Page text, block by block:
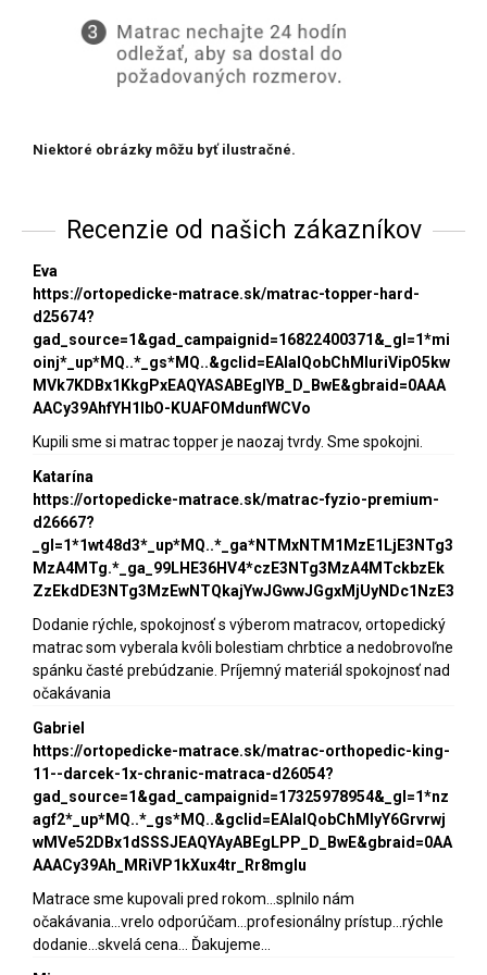
Niektoré obrázky môžu byť ilustračné.
Recenzie od našich zákazníkov
Eva
https://ortopedicke-matrace.sk/matrac-topper-hard-
d25674?
gad_source=1&gad_campaignid=16822400371&_gl=1*mi
oinj*_up*MQ..*_gs*MQ..&gclid=EAIaIQobChMIuriVipO5kw
MVk7KDBx1KkgPxEAQYASABEgIYB_D_BwE&gbraid=0AAA
AACy39AhfYH1lbO-KUAFOMdunfWCVo
Kupili sme si matrac topper je naozaj tvrdy. Sme spokojni.
Katarína
https://ortopedicke-matrace.sk/matrac-fyzio-premium-
d26667?
_gl=1*1wt48d3*_up*MQ..*_ga*NTMxNTM1MzE1LjE3NTg3
MzA4MTg.*_ga_99LHE36HV4*czE3NTg3MzA4MTckbzEk
ZzEkdDE3NTg3MzEwNTQkajYwJGwwJGgxMjUyNDc1NzE3
Dodanie rýchle, spokojnosť s výberom matracov, ortopedický
matrac som vyberala kvôli bolestiam chrbtice a nedobrovoľne
spánku časté prebúdzanie. Príjemný materiál spokojnosť nad
očakávania
Gabriel
https://ortopedicke-matrace.sk/matrac-orthopedic-king-
11--darcek-1x-chranic-matraca-d26054?
gad_source=1&gad_campaignid=17325978954&_gl=1*nz
agf2*_up*MQ..*_gs*MQ..&gclid=EAIaIQobChMIyY6Grvrwj
wMVe52DBx1dSSSJEAQYAyABEgLPP_D_BwE&gbraid=0AA
AAACy39Ah_MRiVP1kXux4tr_Rr8mgIu
Matrace sme kupovali pred rokom...splnilo nám
očakávania...vrelo odporúčam...profesionálny prístup...rýchle
dodanie...skvelá cena... Ďakujeme...